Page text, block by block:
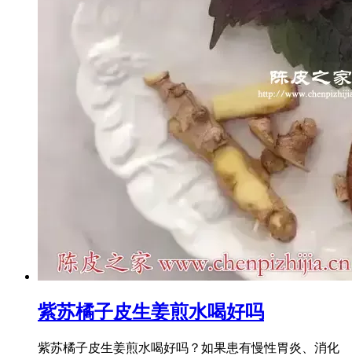
紫苏橘子皮生姜煎水喝好吗
紫苏橘子皮生姜煎水喝好吗？如果患有慢性胃炎、消化